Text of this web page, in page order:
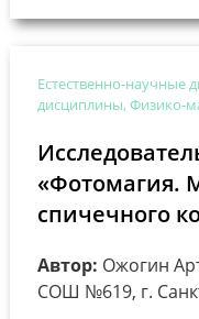
Естественно-научные
дисциплины, Физико-
«Фотомагия.
спичечного
Автор: Ожогин
СОШ №619, г.